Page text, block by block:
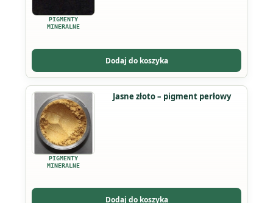
PIGMENTY
MINERALNE
Dodaj do koszyka
wariantów.
Opcje
na
stronie
produktu
PIGMENTY
MINERALNE
Jasne złoto – pigment perłowy
Dodaj do koszyka
Ten
produkt
ma
wiele
wariantów.
Opcje